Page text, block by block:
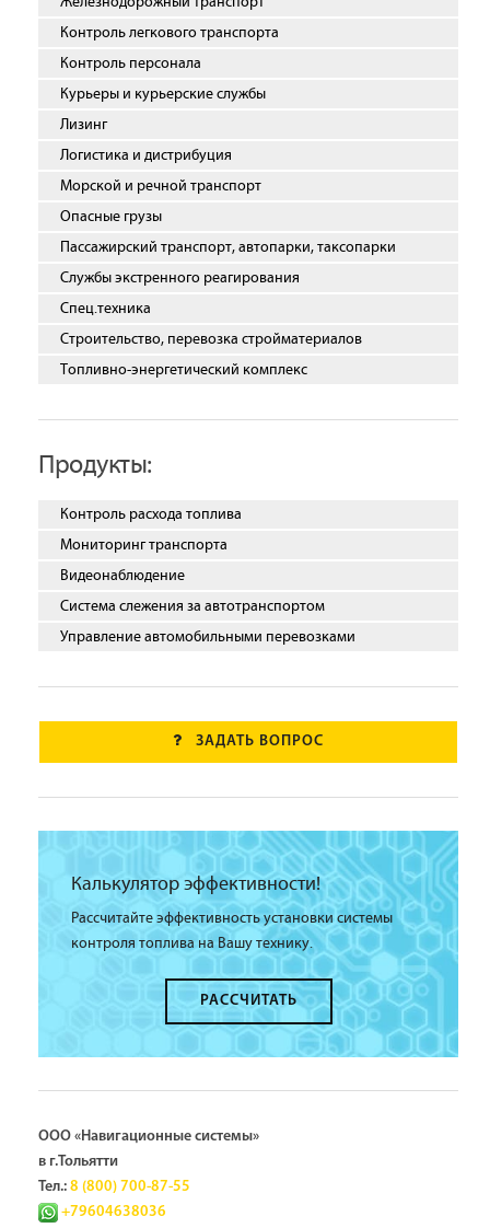
Контроль легкового транспорта
Контроль персонала
Курьеры и курьерские службы
Лизинг
Логистика и дистрибуция
Морской и речной транспорт
Опасные грузы
Пассажирский транспорт, автопарки, таксопарки
Службы экстренного реагирования
Спец.техника
Строительство, перевозка стройматериалов
Топливно-энергетический комплекс
Продукты:
Контроль расхода топлива
Мониторинг транспорта
Видеонаблюдение
Система слежения за автотранспортом
Управление автомобильными перевозками
ЗАДАТЬ ВОПРОС
Калькулятор эффективности!
Рассчитайте эффективность установки системы
контроля топлива на Вашу технику.
РАССЧИТАТЬ
ООО «Навигационные системы»
в г.Тольятти
Тел.: 8 (800) 700-87-55
+79604638036